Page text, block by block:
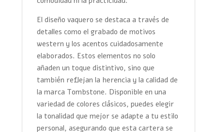
El diseño vaquero se destaca a través de
detalles como el grabado de motivos
western y los acentos cuidadosamente
elaborados. Estos elementos no solo
añaden un toque distintivo, sino que
también reflejan la herencia y la calidad de
la marca Tombstone. Disponible en una
variedad de colores clásicos, puedes elegir
la tonalidad que mejor se adapte a tu estilo
personal, asegurando que esta cartera se